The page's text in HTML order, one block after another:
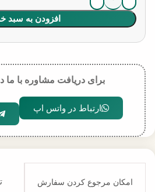
افزودن به سبد
برای دریافت مشاوره با ما
ارتباط در واتس اپ
امکان مرجوع کردن سفارش